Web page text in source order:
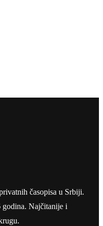
časopisa u Srbiji.
godina. Najčitanije i